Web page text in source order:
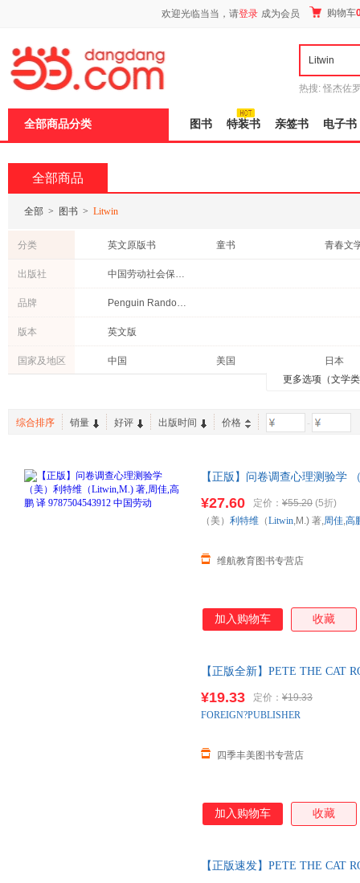
欢迎光临当当，请登录 成为会员 购物车
热搜: 怪杰佐
全部商品分类 图书 特装书 亲签书 电子书
全部商品
全部 > 图书 > Litwin
分类 英文原版书 童书 青春文
出版社 中国劳动社会保障出版社
品牌 Penguin Random House
版本 英文版
国家及地区 中国 美国
日本
更多选项（文学
综合排序 销量 好评 出版时间 价格 -
【正版】问卷调查心理测验学
¥27.60 定价： ¥55.20 (5折)
维航教育图书专营店
（美） 利特维 （Litwin,M.) 著,周佳,高
加入购物车 收藏
【正版全新】PETE THE CAT
¥19.33 定价： ¥19.33
四季丰美图书专营店
FOREIGN?PUBLISHER
加入购物车 收藏
【正版速发】PETE THE CAT
页
加